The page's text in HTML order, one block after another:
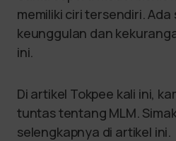
memiliki ciri tersendiri. Ada
keunggulan dan
ini.
Di artikel Tokpee kali ini,
tuntas tentang MLM.
selengkapnya di artikel ini.